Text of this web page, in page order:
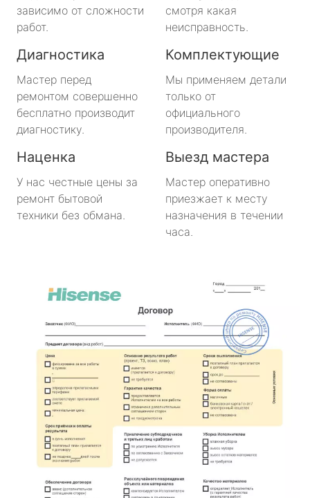
зависимо от сложности
работ.
смотря какая
неисправность.
Диагностика
Мастер перед
ремонтом совершенно
бесплатно производит
диагностику.
Комплектующие
Мы применяем детали
только от
официального
производителя.
Наценка
У нас честные цены за
ремонт бытовой
техники без обмана.
Выезд мастера
Мастер оперативно
приезжает к месту
назначения в течении
часа.